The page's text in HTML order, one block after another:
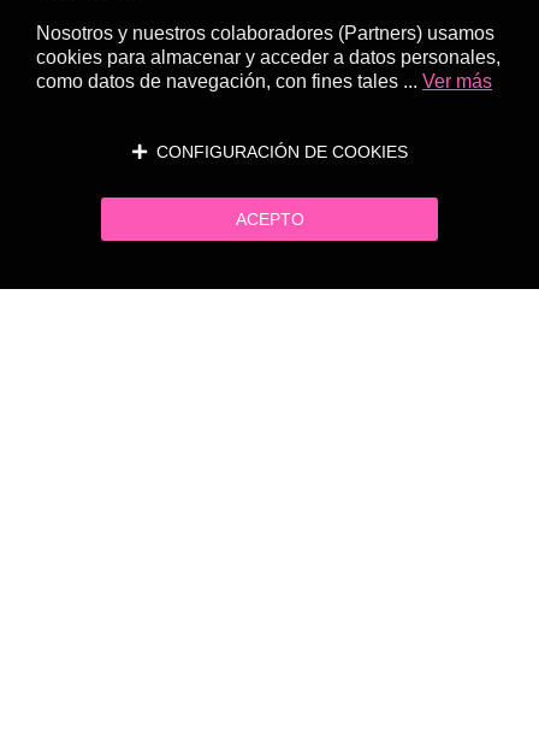
Nosotros y nuestros colaboradores (Partners) usamos
cookies para almacenar y acceder a datos personales,
como datos de navegación, con fines tales ... Ver más
CONFIGURACIÓN DE COOKIES
ACEPTO